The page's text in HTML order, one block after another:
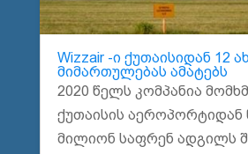
Wizzair -ი ქუთაისიდან 12
მიმართულებას ამატებს
2020 წელს კომპანია
ქუთაისის აეროპორტიდან
მილიონ საფრენ ადგილს